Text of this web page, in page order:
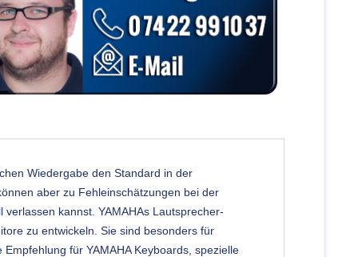
Wiedergabe den Standard in der
aber zu Fehleinschätzungen bei der
kannst. YAMAHAs Lautsprecher-
zu entwickeln. Sie sind besonders für
für YAMAHA Keyboards, spezielle